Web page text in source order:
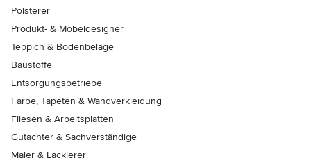
Polsterer
Produkt- & Möbeldesigner
Teppich & Bodenbeläge
Baustoffe
Entsorgungsbetriebe
Farbe, Tapeten & Wandverkleidung
Fliesen & Arbeitsplatten
Gutachter & Sachverständige
Maler & Lackierer